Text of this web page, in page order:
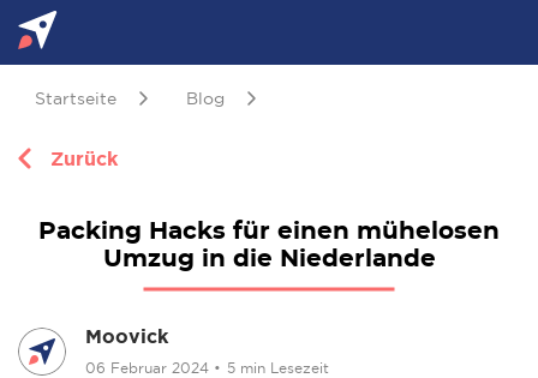
Startseite Blog
Zurück
Packing Hacks für einen mühelosen
Umzug in die Niederlande
Moovick
06 Februar 2024 • 5 min Lesezeit